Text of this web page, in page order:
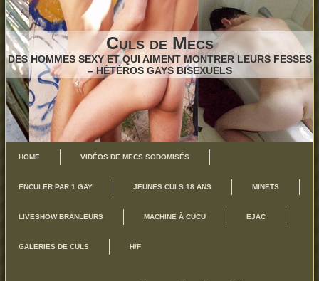
Culs de Mecs
DES HOMMES SEXY ET QUI AIMENT MONTRER LEURS FESSES
– HÉTÉROS GAYS BISEXUELS
HOME VIDÉOS DE MECS SODOMISÉS
ENCULER PAR 1 GAY JEUNES CULS 18 ANS MINETS
LIVESHOW BRANLEURS MACHINE À CUCU EJAC
GALERIES DE CULS H/F